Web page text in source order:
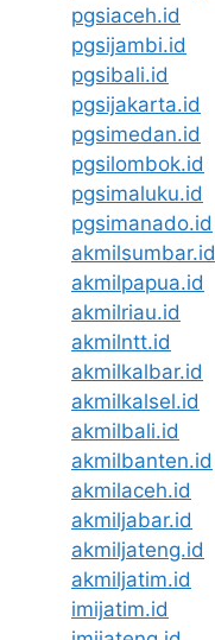
pgsiaceh.id
pgsijambi.id
pgsibali.id
pgsijakarta.id
pgsimedan.id
pgsilombok.id
pgsimaluku.id
pgsimanado.id
akmilsumbar.id
akmilpapua.id
akmilriau.id
akmilntt.id
akmilkalbar.id
akmilkalsel.id
akmilbali.id
akmilbanten.id
akmilaceh.id
akmiljabar.id
akmiljateng.id
akmiljatim.id
imijatim.id